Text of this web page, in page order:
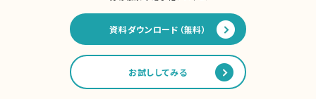
資料ダウンロード（無料）
お試ししてみる